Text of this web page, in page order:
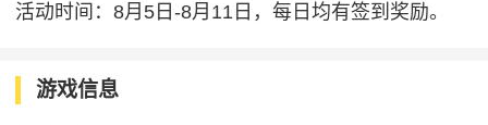
活动时间：8月5日-8月11日，每日均有签到奖励。
游戏信息